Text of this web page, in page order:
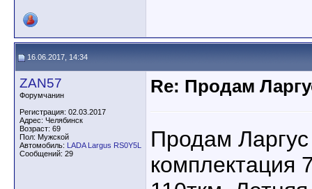
16.06.2017, 14:34
ZAN57
Форумчанин
Регистрация: 02.03.2017
Адрес: Челябинск
Возраст: 69
Пол: Мужской
Автомобиль: LADA Largus RS0Y5L
Сообщений: 29
Re: Продам
Продам
комплектация